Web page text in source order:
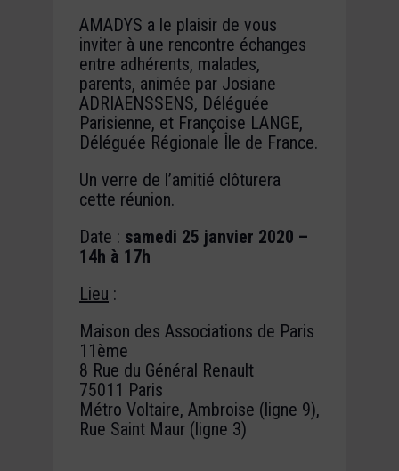
AMADYS a le plaisir de vous
inviter à une rencontre échanges
entre adhérents, malades,
parents, animée par Josiane
ADRIAENSSENS, Déléguée
Parisienne, et Françoise LANGE,
Déléguée Régionale Île de France.
Un verre de l’amitié clôturera
cette réunion.
Date : samedi 25 janvier 2020 –
14h à 17h
Lieu :
Maison des Associations de Paris
11ème
8 Rue du Général Renault
75011 Paris
Métro Voltaire, Ambroise (ligne 9),
Rue Saint Maur (ligne 3)